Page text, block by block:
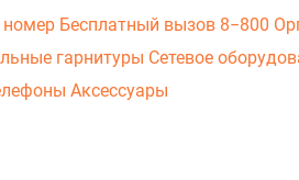
Бесплатный вызов 8−800
гарнитуры Сетевое
Аксессуары